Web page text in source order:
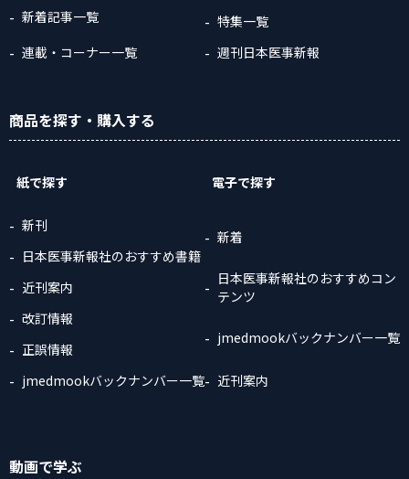
新着記事一覧
特集一覧
連載・コーナー一覧
週刊日本医事新報
商品を探す ・購入する
紙で探す
新刊
日本医事新報社のおすすめ書籍
近刊案内
改訂情報
正誤情報
jmedmookバックナンバー一覧
電子で探す
新着
日本医事新報社のおすすめコン
テンツ
jmedmookバックナンバー一覧
近刊案内
動画で学ぶ